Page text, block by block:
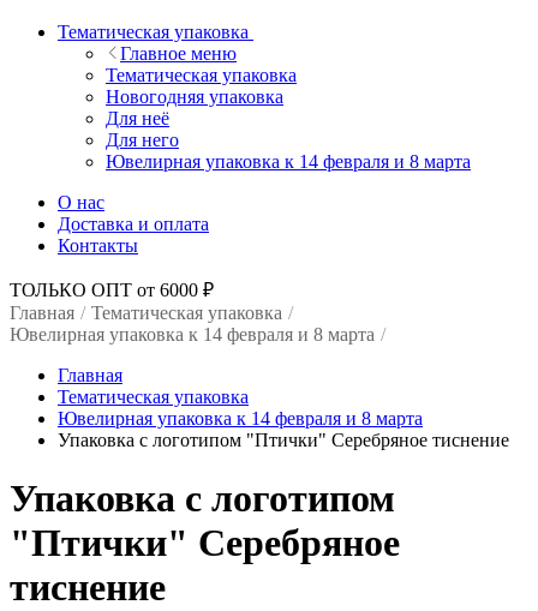
Тематическая упаковка
Главное меню
Тематическая упаковка
Новогодняя упаковка
Для неё
Для него
Ювелирная упаковка к 14 февраля и 8 марта
О нас
Доставка и оплата
Контакты
ТОЛЬКО ОПТ от 6000 ₽
Главная / Тематическая упаковка /
Ювелирная упаковка к 14 февраля и 8 марта /
Главная
Тематическая упаковка
Ювелирная упаковка к 14 февраля и 8 марта
Упаковка с логотипом "Птички" Серебряное тиснение
Упаковка с логотипом
"Птички" Серебряное
тиснение